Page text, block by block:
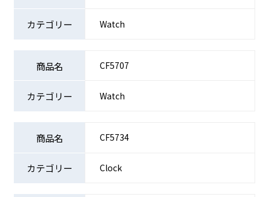
Watch
CF5707
Watch
CF5734
Clock